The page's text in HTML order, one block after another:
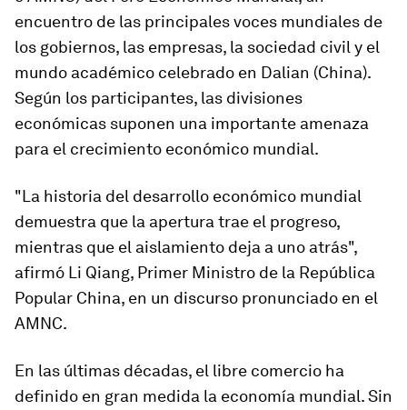
encuentro de las principales voces mundiales de
los gobiernos, las empresas, la sociedad civil y el
mundo académico celebrado en Dalian (China).
Según los participantes, las divisiones
económicas suponen una importante amenaza
para el crecimiento económico mundial.
"La historia del desarrollo económico mundial
demuestra que la apertura trae el progreso,
mientras que el aislamiento deja a uno atrás",
afirmó Li Qiang, Primer Ministro de la República
Popular China, en un discurso pronunciado en el
AMNC.
En las últimas décadas, el libre comercio ha
definido en gran medida la economía mundial. Sin